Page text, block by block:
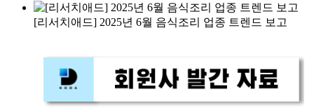
[리서치애드] 2025년 6월 음식조리 업종 트렌드 보고